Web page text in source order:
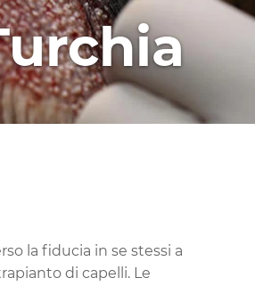
la fiducia in se stessi a
di capelli. Le